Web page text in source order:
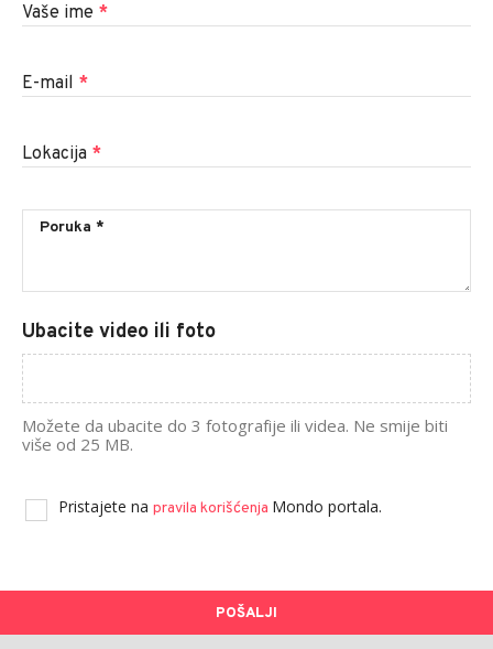
Vaše ime *
E-mail *
Lokacija *
Ubacite video ili foto
Možete da ubacite do 3 fotografije ili videa. Ne smije biti
više od 25 MB.
Pristajete na pravila korišćenja Mondo portala.
POŠALJI